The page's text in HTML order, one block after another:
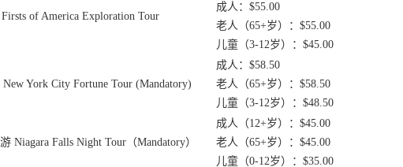
of America Exploration Tour
成人：$55.00
老人（65+岁）：$55.00
儿童（3-12岁）：$45.00
York City Fortune Tour (Mandatory)
成人：$58.50
老人（65+岁）：$58.50
儿童（3-12岁）：$48.50
Niagara Falls Night Tour（Mandatory）
成人（12+岁）：$45.00
老人（65+岁）：$45.00
儿童（0-12岁）：$35.00